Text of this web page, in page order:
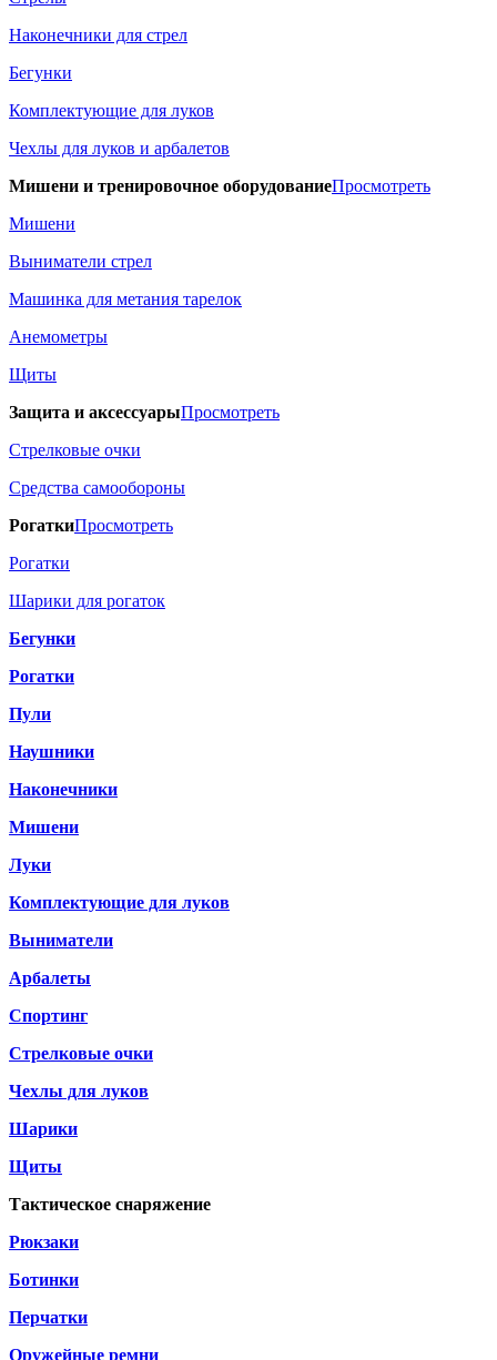
Наконечники для стрел
Бегунки
Комплектующие для луков
Чехлы для луков и арбалетов
Мишени и тренировочное оборудованиеПросмотреть
Мишени
Выниматели стрел
Машинка для метания тарелок
Анемометры
Щиты
Защита и аксессуарыПросмотреть
Стрелковые очки
Средства самообороны
РогаткиПросмотреть
Рогатки
Шарики для рогаток
Бегунки
Рогатки
Пули
Наушники
Наконечники
Мишени
Луки
Комплектующие для луков
Выниматели
Арбалеты
Спортинг
Стрелковые очки
Чехлы для луков
Шарики
Щиты
Тактическое снаряжение
Рюкзаки
Ботинки
Перчатки
Оружейные ремни